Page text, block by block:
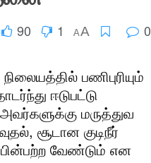
90 1 AA 0
பணிபுரியும்
ஈடுபட்டு
மருத்துவ
சூடான குடிநீர்
வேண்டும் என